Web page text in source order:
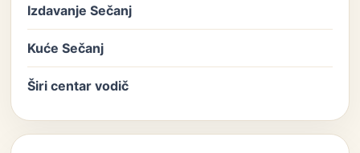
Izdavanje Sečanj
Kuće Sečanj
Širi centar vodič